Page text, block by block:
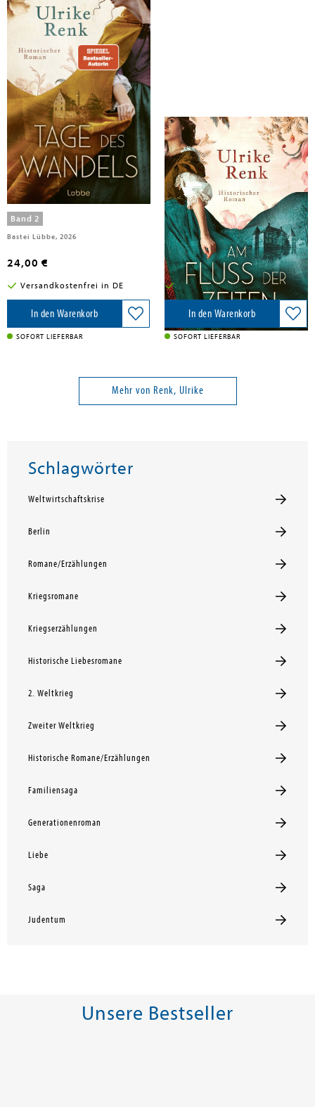
Renk, Ulrike
Tage des Wandels
Band 2
Bastei Lübbe, 2026
24,00 €
Versandkostenfrei in DE
In den Warenkorb
SOFORT LIEFERBAR
Renk, Ulrike
Am Fluss der Zeiten
Band 1
Lübbe, 2025
14,00 €
Versandkostenfrei in DE
In den Warenkorb
SOFORT LIEFERBAR
Mehr von Renk, Ulrike
Schlagwörter
Weltwirtschaftskrise
Berlin
Romane/Erzählungen
Kriegsromane
Kriegserzählungen
Historische Liebesromane
2. Weltkrieg
Zweiter Weltkrieg
Historische Romane/Erzählungen
Familiensaga
Generationenroman
Liebe
Saga
Judentum
Unsere Bestseller